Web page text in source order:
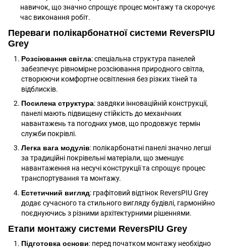
навичок, що значно спрощує процес монтажу та скорочує
час виконання робіт.
Переваги полікарбонатної системи ReversPIU
Grey
Розсіювання світла: спеціальна структура панелей
забезпечує рівномірне розсіювання природного світла,
створюючи комфортне освітлення без різких тіней та
відблисків.
Посилена структура: завдяки інноваційній конструкції,
панелі мають підвищену стійкість до механічних
навантажень та погодних умов, що продовжує термін
служби покрівлі.
Легка вага модулів: полікарбонатні панелі значно легші
за традиційні покрівельні матеріали, що зменшує
навантаження на несучі конструкції та спрощує процес
транспортування та монтажу.
Естетичний вигляд: графітовий відтінок ReversPIU Grey
додає сучасного та стильного вигляду будівлі, гармонійно
поєднуючись з різними архітектурними рішеннями.
Етапи монтажу системи ReversPIU Grey
Підготовка основи: перед початком монтажу необхідно